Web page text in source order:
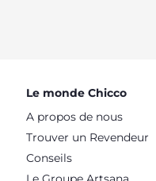
Le monde Chicco
A propos de nous
Trouver un Revendeur
Conseils